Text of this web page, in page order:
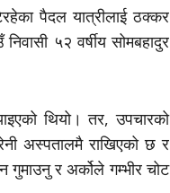
पैदल यात्रीलाई ठक्कर
५२ वर्षीय सोमबहादुर
थियो। तर, उपचारको
अस्पतालमै राखिएको छ र
गुमाउनु र अर्कोले गम्भीर चोट